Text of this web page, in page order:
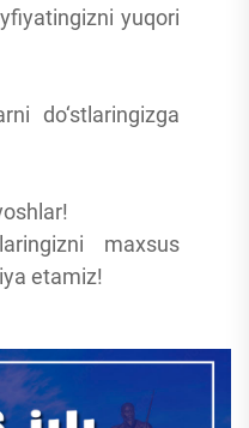
yuqori
do‘stlaringizga
maxsus
etamiz!